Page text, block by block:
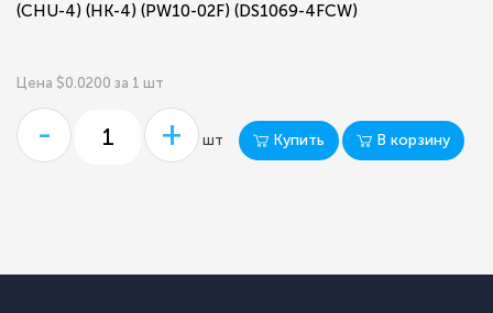
(CHU-4) (HK-4) (PW10-02F) (DS1069-4FCW)
Цена $0.0200 за 1 шт
- + шт Купить В корзину